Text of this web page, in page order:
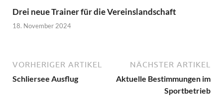
Drei neue Trainer für die Vereinslandschaft
18. November 2024
VORHERIGER ARTIKEL
Schliersee Ausflug
NÄCHSTER ARTIKEL
Aktuelle Bestimmungen im
Sportbetrieb